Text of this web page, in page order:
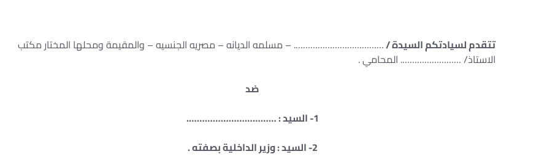
تتقدم لسيادتكم السيدة /………………………………. – مسلمه الديانه – مصريه الجنسيه – والمقيمة ومحلها المختار مكتب
الاستاذ/ ……………………. المحامي .
ضد
1- السيد : …………………………….
2- السيد : وزير الداخلية بصفته .